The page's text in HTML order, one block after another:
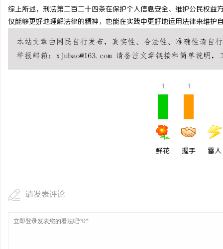
综上所述，刑法第二百二十四条在保护个人信息安全、维护公民权
仅能够更好地理解法律的精神，也能在实践中更好地运用法律来维护
1
鲜花
1
握手 雷人
请发表评论